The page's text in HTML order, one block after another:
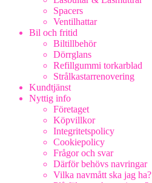
Spacers
Ventilhattar
Bil och fritid
Biltillbehör
Dörrglans
Refillgummi torkarblad
Strålkastarrenovering
Kundtjänst
Nyttig info
Företaget
Köpvillkor
Integritetspolicy
Cookiepolicy
Frågor och svar
Därför behövs navringar
Vilka navmått ska jag ha?